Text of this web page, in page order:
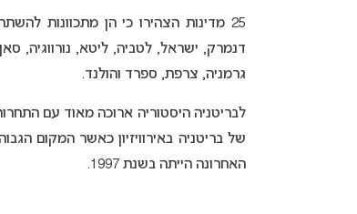
דנמרק, ישראל, לטביה, ליטא, נורווגיה, סאן
גרמניה, צרפת, ספרד והולנד.
האחרונה הייתה בשנת 1997.